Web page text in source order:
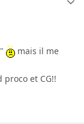
mais il me
et CG!!